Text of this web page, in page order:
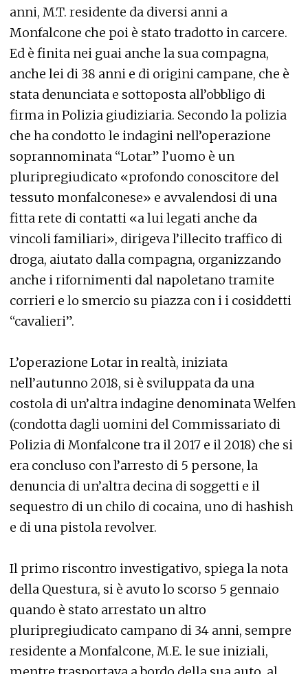
anni, M.T. residente da diversi anni a
Monfalcone che poi è stato tradotto in carcere.
Ed è finita nei guai anche la sua compagna,
anche lei di 38 anni e di origini campane, che è
stata denunciata e sottoposta all’obbligo di
firma in Polizia giudiziaria. Secondo la polizia
che ha condotto le indagini nell’operazione
soprannominata “Lotar” l’uomo è un
pluripregiudicato «profondo conoscitore del
tessuto monfalconese» e avvalendosi di una
fitta rete di contatti «a lui legati anche da
vincoli familiari», dirigeva l’illecito traffico di
droga, aiutato dalla compagna, organizzando
anche i rifornimenti dal napoletano tramite
corrieri e lo smercio su piazza con i i cosiddetti
“cavalieri”.
L’operazione Lotar in realtà, iniziata
nell’autunno 2018, si è sviluppata da una
costola di un’altra indagine denominata Welfen
(condotta dagli uomini del Commissariato di
Polizia di Monfalcone tra il 2017 e il 2018) che si
era concluso con l’arresto di 5 persone, la
denuncia di un’altra decina di soggetti e il
sequestro di un chilo di cocaina, uno di hashish
e di una pistola revolver.
Il primo riscontro investigativo, spiega la nota
della Questura, si è avuto lo scorso 5 gennaio
quando è stato arrestato un altro
pluripregiudicato campano di 34 anni, sempre
residente a Monfalcone, M.E. le sue iniziali,